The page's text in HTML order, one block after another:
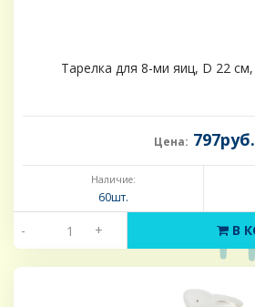
Тарелка для 8-ми яиц, D 22
Цена: 797руб.
Наличие:
60шт.
- + В